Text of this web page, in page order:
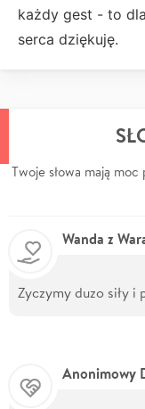
każdy gest - to
serca dziękuję.
Twoje słowa mają moc
Wanda z
Zyczymy duzo siły i
Anonimowy